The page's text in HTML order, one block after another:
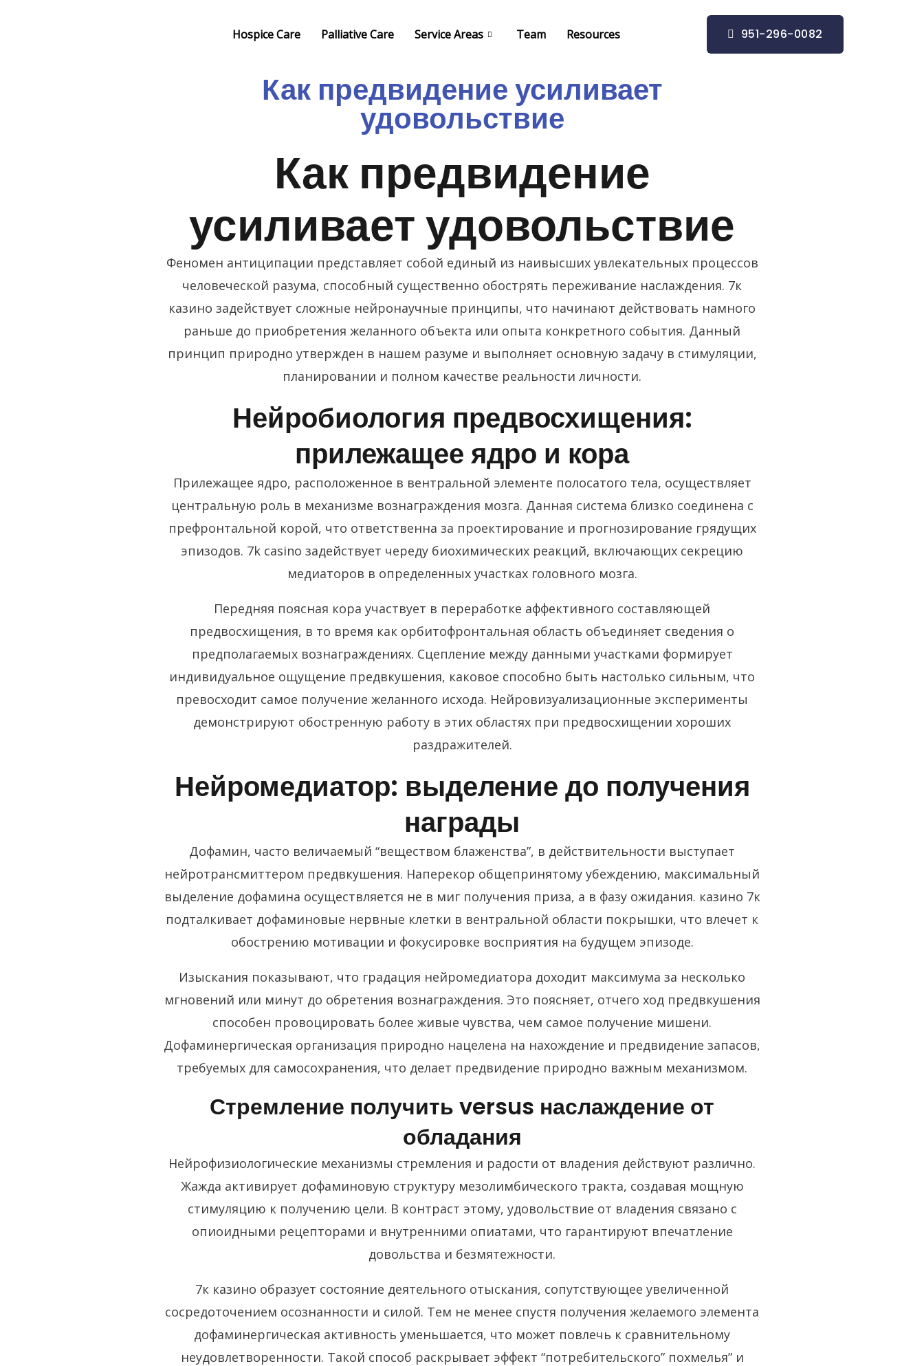
Hospice Care Palliative Care Service Areas Team Resources 951-296-0082
Как предвидение усиливает
удовольствие
Как предвидение
усиливает удовольствие
Феномен антиципации представляет собой единый из наивысших увлекательных процессов
человеческой разума, способный существенно обострять переживание наслаждения. 7к
казино задействует сложные нейронаучные принципы, что начинают действовать намного
раньше до приобретения желанного объекта или опыта конкретного события. Данный
принцип природно утвержден в нашем разуме и выполняет основную задачу в стимуляции,
планировании и полном качестве реальности личности.
Нейробиология предвосхищения:
прилежащее ядро и кора
Прилежащее ядро, расположенное в вентральной элементе полосатого тела, осуществляет
центральную роль в механизме вознаграждения мозга. Данная система близко соединена с
префронтальной корой, что ответственна за проектирование и прогнозирование грядущих
эпизодов. 7k casino задействует череду биохимических реакций, включающих секрецию
медиаторов в определенных участках головного мозга.
Передняя поясная кора участвует в переработке аффективного составляющей
предвосхищения, в то время как орбитофронтальная область объединяет сведения о
предполагаемых вознаграждениях. Сцепление между данными участками формирует
индивидуальное ощущение предвкушения, каковое способно быть настолько сильным, что
превосходит самое получение желанного исхода. Нейровизуализационные эксперименты
демонстрируют обостренную работу в этих областях при предвосхищении хороших
раздражителей.
Нейромедиатор: выделение до получения
награды
Дофамин, часто величаемый “веществом блаженства”, в действительности выступает
нейротрансмиттером предвкушения. Наперекор общепринятому убеждению, максимальный
выделение дофамина осуществляется не в миг получения приза, а в фазу ожидания. казино 7к
подталкивает дофаминовые нервные клетки в вентральной области покрышки, что влечет к
обострению мотивации и фокусировке восприятия на будущем эпизоде.
Изыскания показывают, что градация нейромедиатора доходит максимума за несколько
мгновений или минут до обретения вознаграждения. Это поясняет, отчего ход предвкушения
способен провоцировать более живые чувства, чем самое получение мишени.
Дофаминергическая организация природно нацелена на нахождение и предвидение запасов,
требуемых для самосохранения, что делает предвидение природно важным механизмом.
Стремление получить versus наслаждение от
обладания
Нейрофизиологические механизмы стремления и радости от владения действуют различно.
Жажда активирует дофаминовую структуру мезолимбического тракта, создавая мощную
стимуляцию к получению цели. В контраст этому, удовольствие от владения связано с
опиоидными рецепторами и внутренними опиатами, что гарантируют впечатление
довольства и безмятежности.
7к казино образует состояние деятельного отыскания, сопутствующее увеличенной
сосредоточением осознанности и силой. Тем не менее спустя получения желаемого элемента
дофаминергическая активность уменьшается, что может повлечь к сравнительному
неудовлетворенности. Такой способ раскрывает эффект “потребительского” похмелья” и